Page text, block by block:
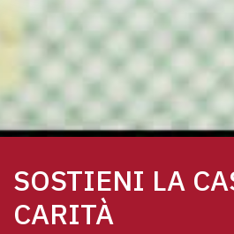
SOSTIENI LA
CARITÀ